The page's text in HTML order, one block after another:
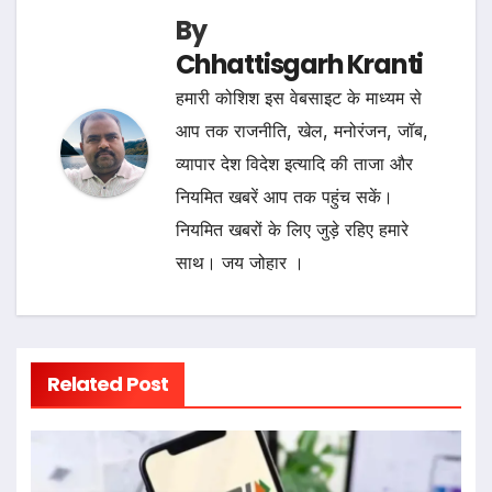
By
Chhattisgarh Kranti
हमारी कोशिश इस वेबसाइट के माध्यम से
आप तक राजनीति, खेल, मनोरंजन, जॉब,
व्यापार देश विदेश इत्यादि की ताजा और
नियमित खबरें आप तक पहुंच सकें।
नियमित खबरों के लिए जुड़े रहिए हमारे
साथ। जय जोहार ।
Related Post